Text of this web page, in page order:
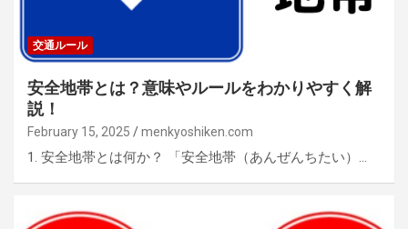
交通ルール
安全地帯とは？意味やルールをわかりやすく解
説！
February 15, 2025 menkyoshiken.com
1. 安全地帯とは何か？ 「安全地帯（あんぜんちたい）…